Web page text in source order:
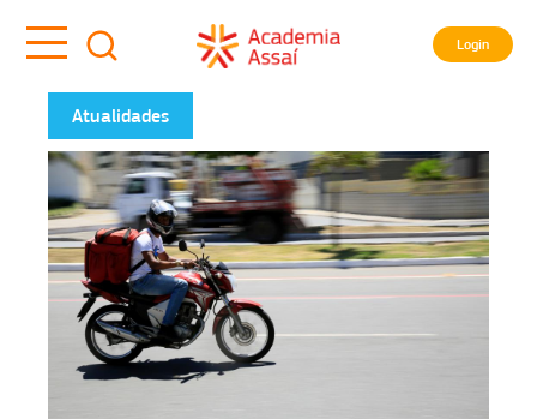
Login
Atualidades